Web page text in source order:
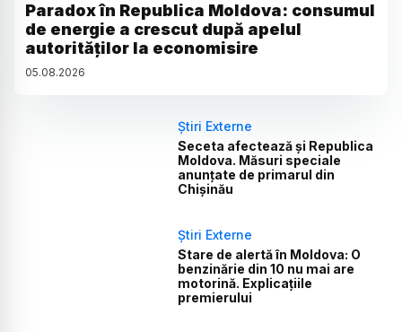
Paradox în Republica Moldova: consumul
de energie a crescut după apelul
autorităților la economisire
05.08.2026
Știri Externe
Seceta afectează și Republica
Moldova. Măsuri speciale
anunțate de primarul din
Chișinău
Știri Externe
Stare de alertă în Moldova: O
benzinărie din 10 nu mai are
motorină. Explicațiile
premierului